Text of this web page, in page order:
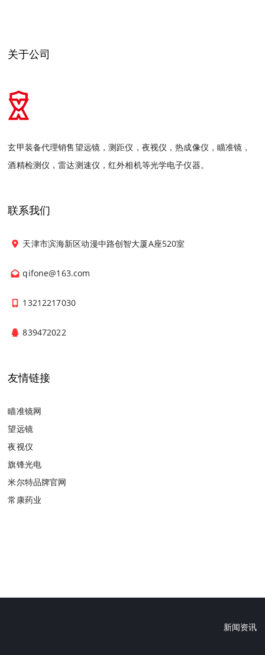
关于公司
玄甲装备代理销售望远镜，测距仪，夜视仪，热成像仪，瞄准镜，
酒精检测仪，雷达测速仪，红外相机等光学电子仪器。
联系我们
天津市滨海新区动漫中路创智大厦A座520室
qifone@163.com
13212217030
839472022
友情链接
瞄准镜网
望远镜
夜视仪
旗锋光电
米尔特品牌官网
常康药业
新闻资讯